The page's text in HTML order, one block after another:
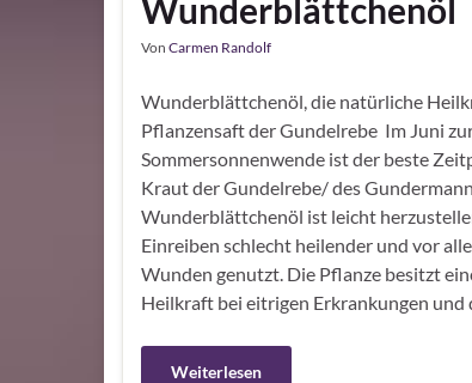
Wunderblättchenöl
Von Carmen Randolf
Wunderblättchenöl, die natürliche
Pflanzensaft der Gundelrebe Im Juni
Sommersonnenwende ist der beste
Kraut der Gundelrebe/ des
Wunderblättchenöl ist leicht
Einreiben schlecht heilender und vor
Wunden genutzt. Die Pflanze besitzt
Heilkraft bei eitrigen Erkrankungen und
Weiterlesen